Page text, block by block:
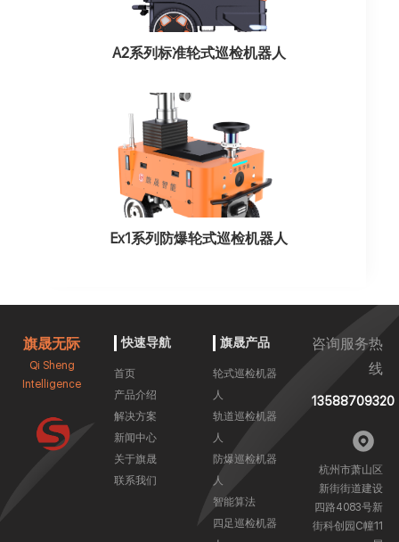
A2系列标准轮式巡检机器人
Ex1系列防爆轮式巡检机器人
旗晟无际
Qi Sheng
Intelligence
快速导航
首页
产品介绍
解决方案
新闻中心
关于旗晟
联系我们
旗晟产品
轮式巡检机器
人
轨道巡检机器
人
防爆巡检机器
人
智能算法
四足巡检机器
咨询服务热
线
13588709320
杭州市萧山区
新街街道建设
四路4083号新
街科创园C幢11